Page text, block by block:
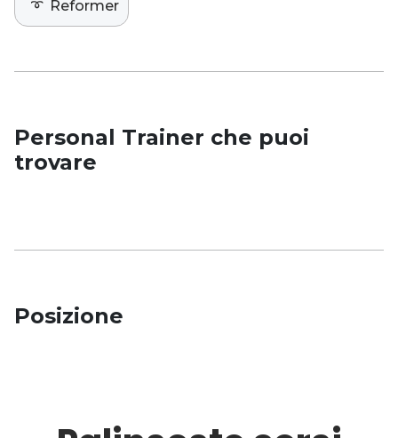
➰ Reformer
Personal Trainer che puoi
trovare
Posizione